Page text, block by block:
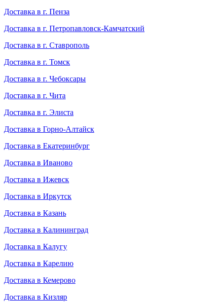
Доставка в г. Пенза
Доставка в г. Петропавловск-Камчатский
Доставка в г. Ставрополь
Доставка в г. Томск
Доставка в г. Чебоксары
Доставка в г. Чита
Доставка в г. Элиста
Доставка в Горно-Алтайск
Доставка в Екатеринбург
Доставка в Иваново
Доставка в Ижевск
Доставка в Иркутск
Доставка в Казань
Доставка в Калининград
Доставка в Калугу
Доставка в Карелию
Доставка в Кемерово
Доставка в Кизляр